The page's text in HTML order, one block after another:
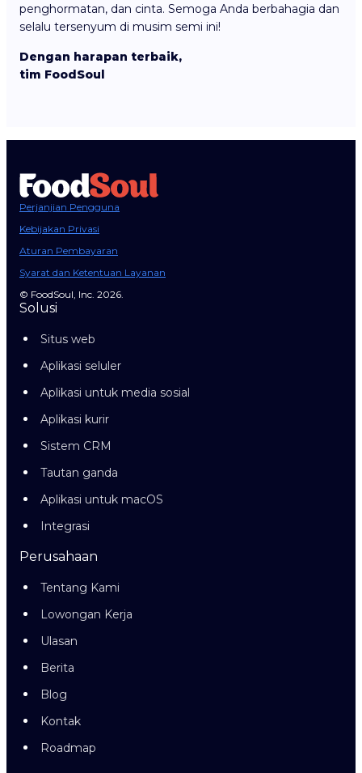
penghormatan, dan cinta. Semoga Anda berbahagia dan
selalu tersenyum di musim semi ini!
Dengan harapan terbaik,
tim FoodSoul
Perjanjian Pengguna
Kebijakan Privasi
Aturan Pembayaran
Syarat dan Ketentuan Layanan
© FoodSoul, Inc. 2026.
Solusi
Situs web
Aplikasi seluler
Aplikasi untuk media sosial
Aplikasi kurir
Sistem CRM
Tautan ganda
Aplikasi untuk macOS
Integrasi
Perusahaan
Tentang Kami
Lowongan Kerja
Ulasan
Berita
Blog
Kontak
Roadmap